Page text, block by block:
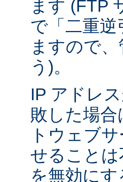
ます (FTP
で「二重
ますので
う)。
IP アドレ
敗した場
トウェブ
せること
を無効に